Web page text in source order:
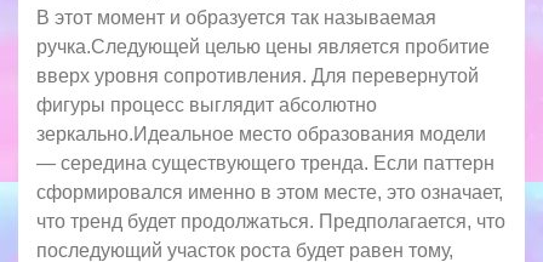
В этот момент и образуется так называемая
ручка.Следующей целью цены является пробитие
вверх уровня сопротивления. Для перевернутой
фигуры процесс выглядит абсолютно
зеркально.Идеальное место образования модели
— середина существующего тренда. Если паттерн
сформировался именно в этом месте, это означает,
что тренд будет продолжаться. Предполагается, что
последующий участок роста будет равен тому,